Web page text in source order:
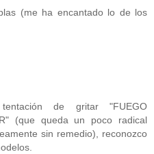
(me ha encantado lo de los
de gritar "FUEGO
(que queda un poco radical
sin remedio), reconozco